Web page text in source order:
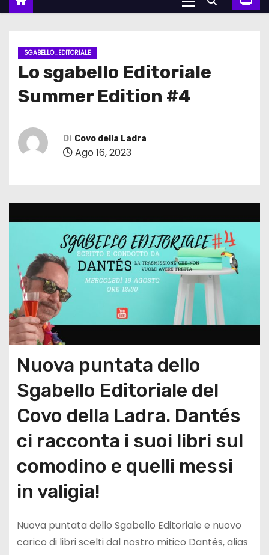
SGABELLO_EDITORIALE
Lo sgabello Editoriale
Summer Edition #4
Di Covo della Ladra
Ago 16, 2023
Nuova puntata dello
Sgabello Editoriale del
Covo della Ladra. Dantés
ci racconta i suoi libri sul
comodino e quelli messi
in valigia!
Nuova puntata dello Sgabello Editoriale e nuovo
carico di libri scelti dal nostro mitico Dantés, alias